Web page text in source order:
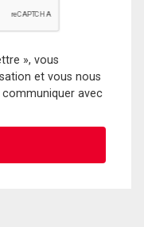
», vous
et vous nous
avec